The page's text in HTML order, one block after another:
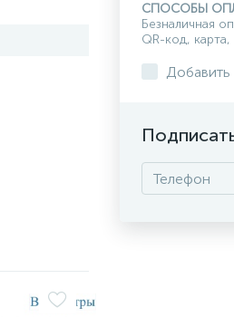
СПОСОБЫ
Безналичная
QR-код,